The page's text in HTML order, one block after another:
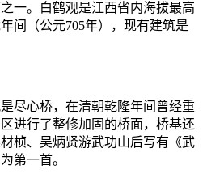
一。白鹤观是江西省内海拔最高
间（公元705年），现有建筑是
尽心桥，在清朝乾隆年间曾经重
进行了整修加固的桥面，桥基还
桢、吴炳贤游武功山后写有《武
第一首。